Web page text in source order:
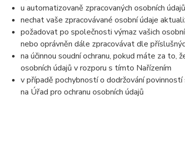
u automatizovaně zpracovaných osobních
nechat vaše zpracovávané osobní údaje
požadovat po společnosti výmaz vašich
nebo oprávněn dále zpracovávat dle
na účinnou soudní ochranu, pokud máte za to,
osobních údajů v rozporu s tímto Nařízením
v případě pochybností o dodržování
na Úřad pro ochranu osobních údajů